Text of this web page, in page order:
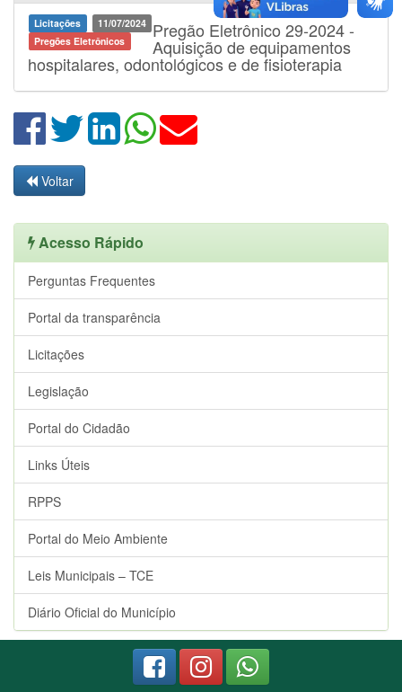
Licitações
11/07/2024
Pregões Eletrônicos
Pregão Eletrônico 29-2024 -
Aquisição de equipamentos
hospitalares, odontológicos e de fisioterapia
Voltar
Acesso Rápido
Perguntas Frequentes
Portal da transparência
Licitações
Legislação
Portal do Cidadão
Links Úteis
RPPS
Portal do Meio Ambiente
Leis Municipais – TCE
Diário Oficial do Município